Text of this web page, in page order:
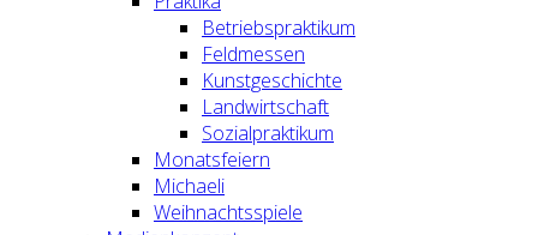
Betriebspraktikum
Feldmessen
Kunstgeschichte
Landwirtschaft
Sozialpraktikum
Monatsfeiern
Michaeli
Weihnachtsspiele